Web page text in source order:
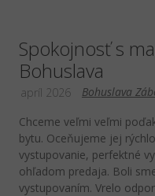
Spokojnosť s
Bohuslava
Bohuslava
apríl 2026
Chceme veľmi veľmi
bytu. Oceňujeme jej
vystupovanie, perfektné
ohľadom predaja. Boli
vystupovaním. Vrelo